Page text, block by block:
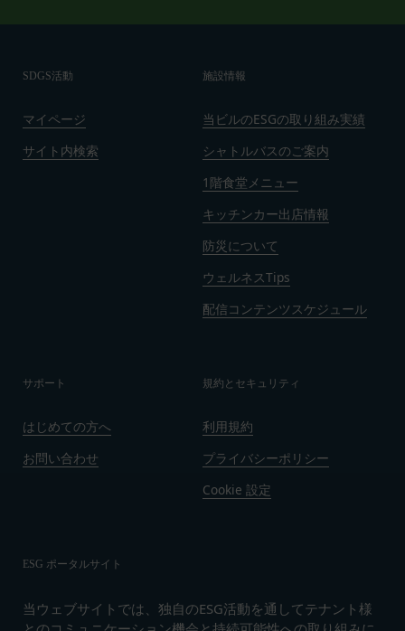
SDGS活動
マイページ
サイト内検索
施設情報
当ビルのESGの取り組み実績
シャトルバスのご案内
1階食堂メニュー
キッチンカー出店情報
防災について
ウェルネスTips
配信コンテンツスケジュール
サポート
はじめての方へ
お問い合わせ
規約とセキュリティ
利用規約
プライバシーポリシー
Cookie 設定
ESG ポータルサイト
当ウェブサイトでは、独自のESG活動を通してテナント様
の作成、表示および実行（以下「使用等」といいま
会員は、提供物について、自らが使用等についての
適法な権利を有していることおよび提供物が第三者
の権利を侵害していないことについて保証するもの
会員は、当社および当社から提供物の権利を承継し
または使用許諾を受けた第三者に対して、著作者人
を行うことができるものとし、会員はこれに同意す
るものとします。
当社は、前項に定める通知を書面の送付、電子メー
ルの送信によって行う場合、会員が申込時（変更手
続きを行った場合は、当該変更時とします。）に届
当社は、本条第１項の通知を当社ウェブサイト上に
社ウェブサイト上に掲示され、会員が当社ウェブサ